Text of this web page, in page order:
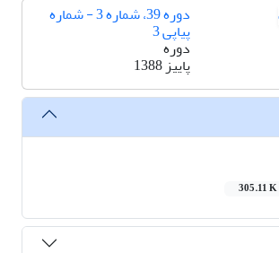
دوره 39، شماره 3 - شماره
پیاپی 3
دوره
پاییز 1388
305.11 K